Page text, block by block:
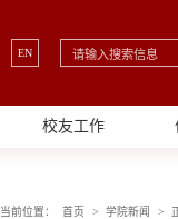
EN
校友工作
当前位置： 首页 > 学院新闻 >